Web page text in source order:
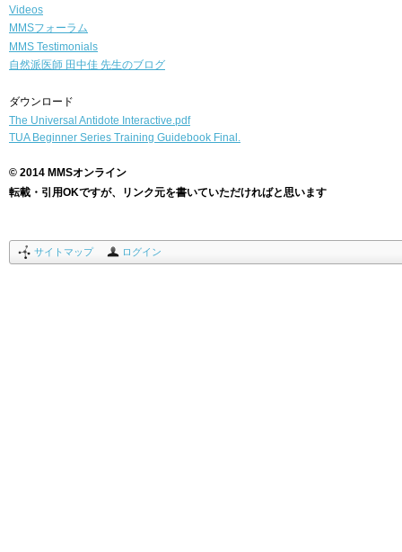
Videos
MMSフォーラム
MMS Testimonials
自然派医師 田中佳 先生のブログ
ダウンロード
The Universal Antidote Interactive.pdf
TUA Beginner Series Training Guidebook Final.
© 2014 MMSオンライン
転載・引用OKですが、リンク元を書いていただければと思います
サイトマップ ログイン